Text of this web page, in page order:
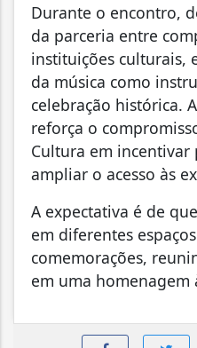
Durante o encontro,
da parceria entre
instituições culturais,
da música como
celebração histórica.
reforça o
Cultura em incentivar
ampliar o acesso às
A expectativa é de
em diferentes
comemorações,
em uma